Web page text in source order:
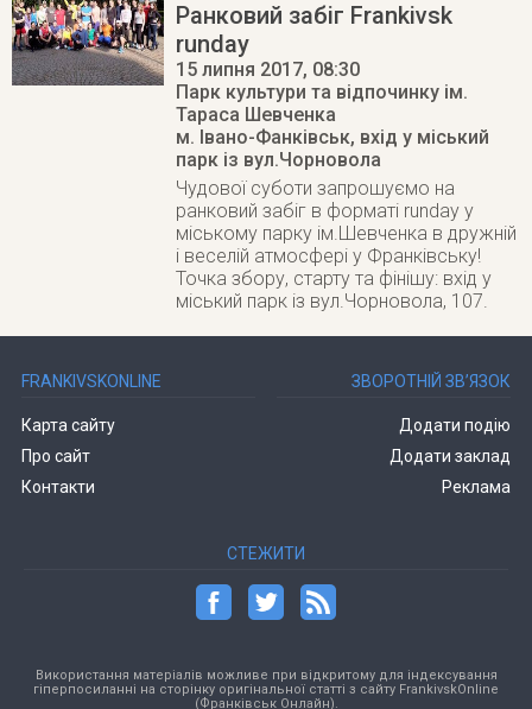
Ранковий забіг Frankivsk
runday
15 липня 2017, 08:30
Парк культури та відпочинку ім.
Тараса Шевченка
м. Івано-Фанківськ, вхід у міський
парк із вул.Чорновола
Чудової суботи запрошуємо на
ранковий забіг в форматі runday у
міському парку ім.Шевченка в дружній
і веселій атмосфері у Франківську!
Точка збору, старту та фінішу: вхід у
міський парк із вул.Чорновола, 107.
FRANKIVSKONLINE
Карта сайту
Про сайт
Контакти
ЗВОРОТНІЙ ЗВ’ЯЗОК
Додати подію
Додати заклад
Реклама
СТЕЖИТИ
Використання матеріалів можливе при відкритому для індексування
гіперпосиланні на сторінку оригінальної статті з сайту FrankivskOnline
(Франківськ Онлайн).